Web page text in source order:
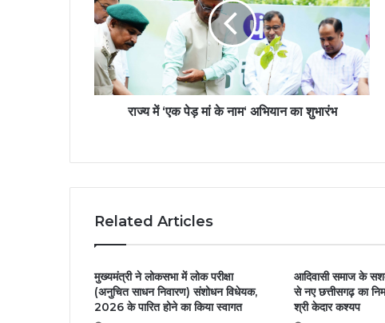
राज्य में ‘एक पेड़ मां के नाम‘ अभियान का शुभारंभ
Related Articles
मुख्यमंत्री ने लोकसभा में लोक परीक्षा
(अनुचित साधन निवारण) संशोधन विधेयक,
2026 के पारित होने का किया स्वागत
आदिवासी समाज के
से नए छत्तीसगढ़ का
श्री केदार कश्यप